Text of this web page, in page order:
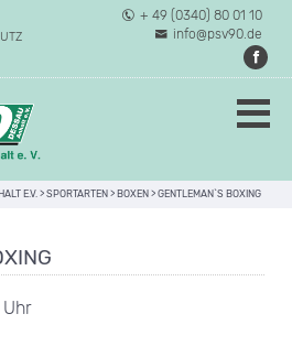
+ 49 (0340) 80 01 10
info@psv90.de
E.V. > SPORTARTEN > BOXEN > GENTLEMAN`S BOXING